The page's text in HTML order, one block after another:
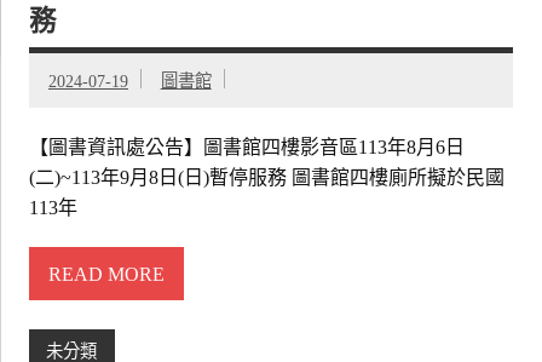
務
2024-07-19 圖書館
【圖書資訊處公告】圖書館四樓影音區113年8月6日
(二)~113年9月8日(日)暫停服務 圖書館四樓廁所擬於民國
113年
READ MORE
未分類